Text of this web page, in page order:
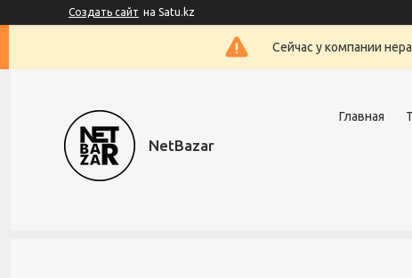
Создать сайт на Satu.kz
Сейчас у компании
NetBazar
Главная